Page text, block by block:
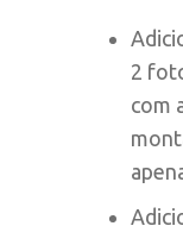
2
com